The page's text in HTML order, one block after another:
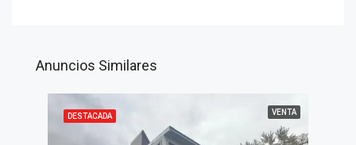
Anuncios Similares
DESTACADA VENTA